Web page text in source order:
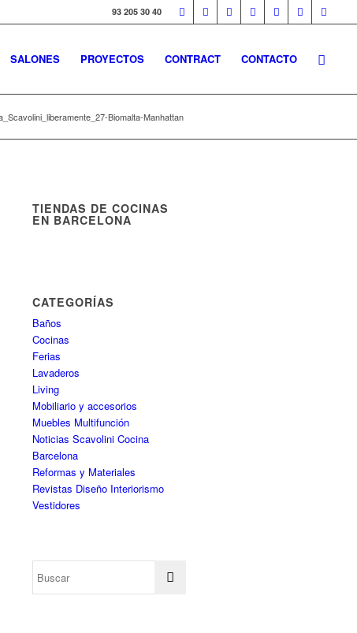
93 205 30 40
SALONES PROYECTOS CONTRACT CONTACTO
Biomalta-Manhattan
TIENDAS DE COCINAS
EN BARCELONA
CATEGORÍAS
Baños
Cocinas
Ferias
Lavaderos
Living
Mobiliario y accesorios
Muebles Multifunción
Noticias Scavolini Cocina
Barcelona
Reformas y Materiales
Revistas Diseño Interiorismo
Vestidores